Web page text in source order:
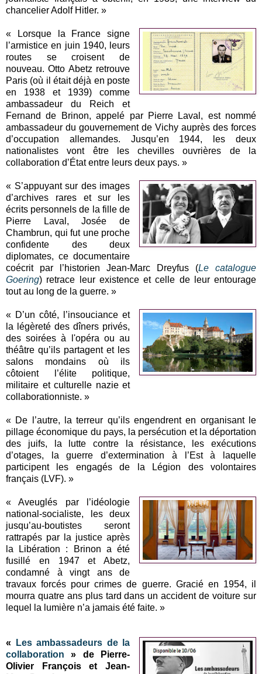
chancelier Adolf Hitler. »
« Lorsque la France signe
l’armistice en juin 1940, leurs
routes se croisent de
nouveau. Otto Abetz retrouve
Paris (où il était déjà en poste
en 1938 et 1939) comme
ambassadeur du Reich et
Fernand de Brinon, appelé par Pierre Laval, est nommé
ambassadeur du gouvernement de Vichy auprès des forces
d’occupation allemandes. Jusqu’en 1944, les deux
nationalistes vont être les chevilles ouvrières de la
collaboration d’État entre leurs deux pays. »
« S’appuyant sur des images
d’archives rares et sur les
écrits personnels de la fille de
Pierre Laval, Josée de
Chambrun, qui fut une proche
confidente des deux
diplomates, ce documentaire
coécrit par l’historien Jean-Marc Dreyfus (Le catalogue
Goering) retrace leur existence et celle de leur entourage
tout au long de la guerre. »
« D’un côté, l’insouciance et
la légèreté des dîners privés,
des soirées à l'opéra ou au
théâtre qu’ils partagent et les
salons mondains où ils
côtoient l’élite politique,
militaire et culturelle nazie et
collaborationniste. »
« De l’autre, la terreur qu’ils engendrent en organisant le
pillage économique du pays, la persécution et la déportation
des juifs, la lutte contre la résistance, les exécutions
d’otages, la guerre d’extermination à l’Est à laquelle
participent les engagés de la Légion des volontaires
français (LVF). »
« Aveuglés par l’idéologie
national-socialiste, les deux
jusqu’au-boutistes seront
rattrapés par la justice après
la Libération : Brinon a été
fusillé en 1947 et Abetz,
condamné à vingt ans de
travaux forcés pour crimes de guerre. Gracié en 1954, il
mourra quatre ans plus tard dans un accident de voiture sur
lequel la lumière n’a jamais été faite. »
«
Les ambassadeurs de la
collaboration » de Pierre-
Olivier François et Jean-